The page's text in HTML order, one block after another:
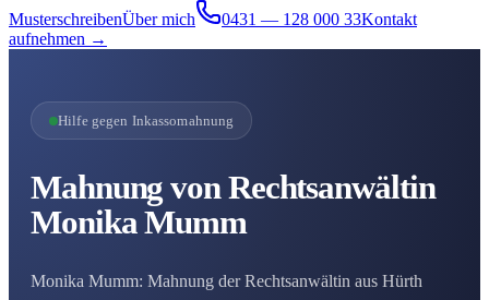
MusterschreibenÜber mich 0431 — 128 000 33Kontakt
aufnehmen →
Hilfe gegen Inkassomahnung
Mahnung von Rechtsanwältin
Monika Mumm
Monika Mumm: Mahnung der Rechtsanwältin aus Hürth